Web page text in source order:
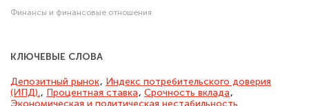
Финансы и финансовые отношения
КЛЮЧЕВЫЕ СЛОВА
Депозитный рынок, Индекс потребительского доверия
(ИПД)., Процентная ставка, Срочность вклада,
Экономическая и политическая нестабильность